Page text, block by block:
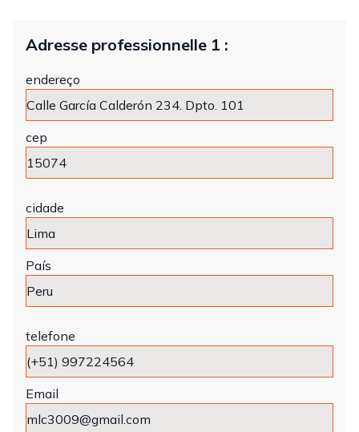
Adresse professionnelle 1 :
endereço
cep
cidade
País
telefone
Email